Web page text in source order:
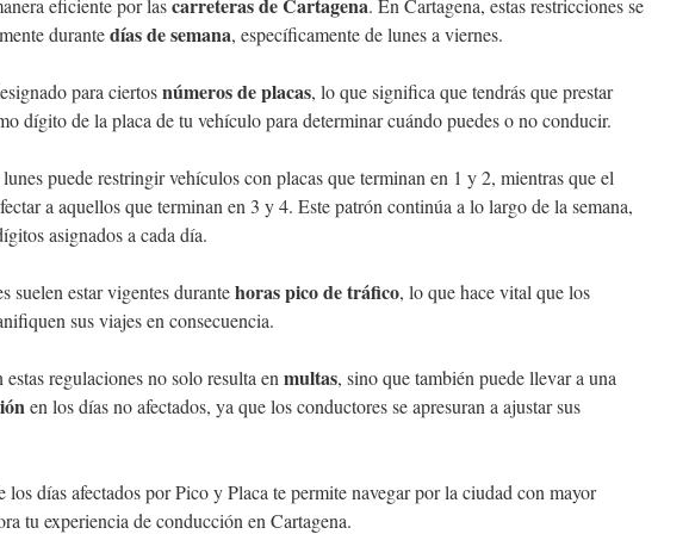
eficiente por las
. En Cartagena, estas restricciones se
durantedías de semana, específicamente de lunes a viernes.
para ciertosnúmeros de placas, lo que significa que tendrás que prestar
dígito de la placa de tu vehículo para determinar cuándo puedes o no conducir.
puede restringir vehículos con placas que terminan en 1 y 2, mientras que el
a aquellos que terminan en 3 y 4. Este patrón continúa a lo largo de la semana,
asignados a cada día.
suelen estar vigentes durantehoras pico de tráfico, lo que hace vital que los
sus viajes en consecuencia.
regulaciones no solo resulta en multas, sino que también puede llevar a una
en los días no afectados, ya que los conductores se apresuran a ajustar sus
los días afectados por Pico y Placa te permite navegar por la ciudad con mayor
tu experiencia de conducción en Cartagena.